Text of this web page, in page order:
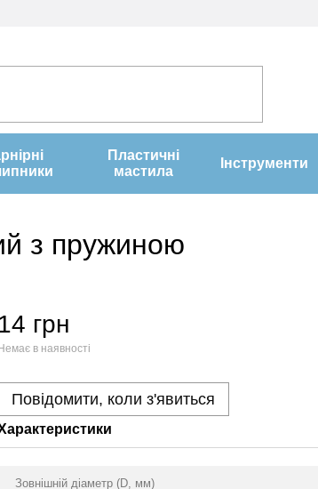
Пластичні
мастила
Інструменти
з пружиною
14 грн
Немає в наявності
Повідомити, коли з'явиться
Зовнішній діаметр (D, мм)